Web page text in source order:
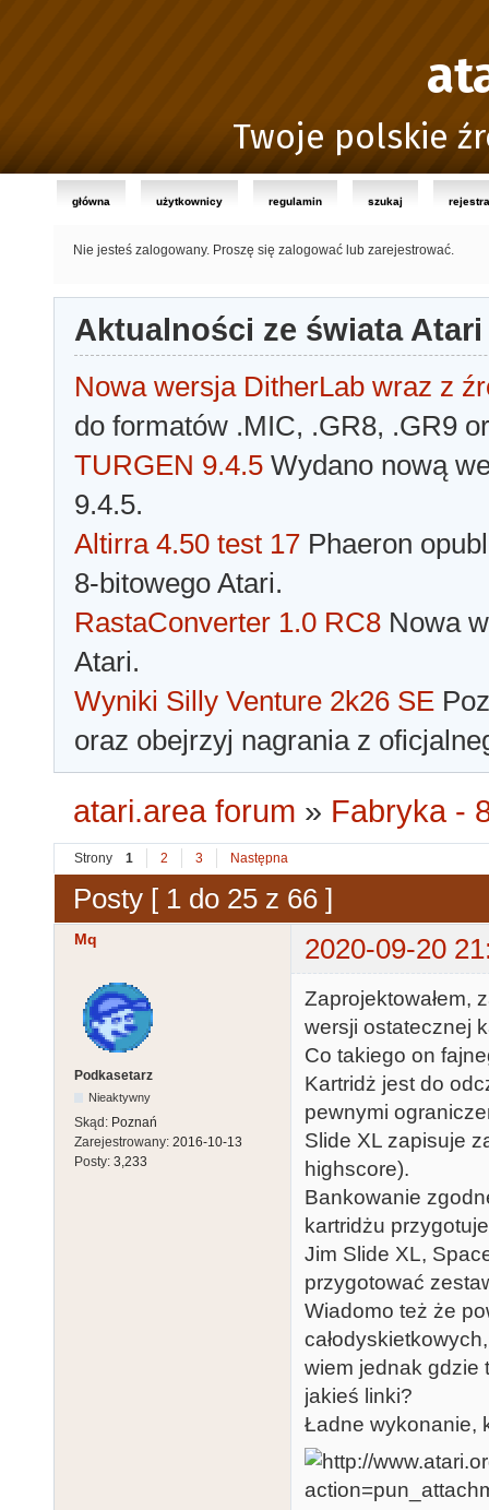
Twoje polskie
główna użytkownicy regulamin szukaj
Nie jesteś zalogowany. Proszę się zalogować lub zarejestrować.
Aktualności ze świata Atari
Nowa wersja DitherLab wraz z
do formatów .MIC, .GR8, .GR9
TURGEN 9.4.5 Wydano nową
9.4.5.
Altirra 4.50 test 17 Phaeron
8-bitowego Atari.
RastaConverter 1.0 RC8 Nowa
Atari.
Wyniki Silly Venture 2k26 SE
oraz obejrzyj nagrania z
atari.area forum » Fabryka -
Strony 1 2 3 Następna
Posty [ 1 do 25 z 66 ]
Mq 2020-09-20
Podkasetarz
Nieaktywny
Skąd: Poznań
Zarejestrowany: 2016-10-13
Posty: 3,233
Zaprojektowałem,
wersji ostatecznej
Co takiego on
Kartridż jest do
pewnymi
Slide XL zapisuje
highscore).
Bankowanie
kartridżu
Jim Slide XL,
przygotować
Wiadomo też że
wiem jednak gdzie
jakieś linki?
Ładne wykonanie,